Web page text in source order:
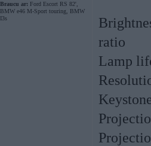
Braucu ar: Ford Escort RS 82',
BMW e46 M-Sport touring, BMW
I3s
ratio
Lamp